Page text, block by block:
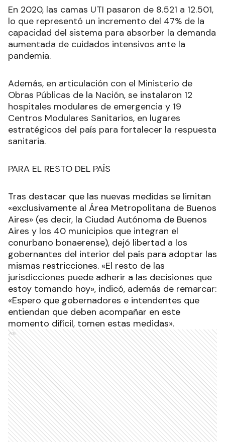
En 2020, las camas UTI pasaron de 8.521 a 12.501,
lo que representó un incremento del 47% de la
capacidad del sistema para absorber la demanda
aumentada de cuidados intensivos ante la
pandemia.
Además, en articulación con el Ministerio de
Obras Públicas de la Nación, se instalaron 12
hospitales modulares de emergencia y 19
Centros Modulares Sanitarios, en lugares
estratégicos del país para fortalecer la respuesta
sanitaria.
PARA EL RESTO DEL PAÍS
Tras destacar que las nuevas medidas se limitan
«exclusivamente al Área Metropolitana de Buenos
Aires» (es decir, la Ciudad Autónoma de Buenos
Aires y los 40 municipios que integran el
conurbano bonaerense), dejó libertad a los
gobernantes del interior del país para adoptar las
mismas restricciones. «El resto de las
jurisdicciones puede adherir a las decisiones que
estoy tomando hoy», indicó, además de remarcar:
«Espero que gobernadores e intendentes que
entiendan que deben acompañar en este
momento difícil, tomen estas medidas».
Ads